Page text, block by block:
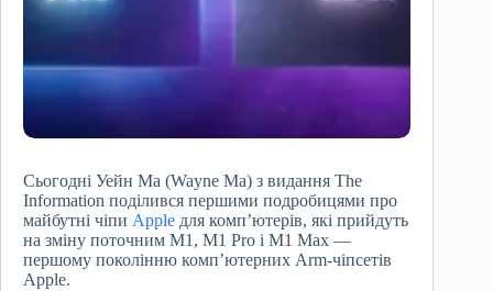
Сьогодні Уейн Ма (Wayne Ma) з видання The
Information поділився першими подробицями про
майбутні чіпи Apple для комп’ютерів, які прийдуть
на зміну поточним M1, M1 Pro і M1 Max —
першому поколінню комп’ютерних Arm-чіпсетів
Apple.